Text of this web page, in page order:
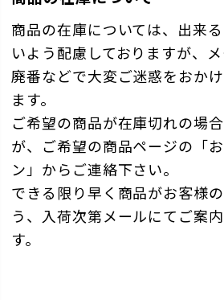
商品の在庫については、出来
いよう配慮しておりますが、
廃番などで大変ご迷惑をおか
ます。
ご希望の商品が在庫切れの場
が、ご希望の商品ページの「
ン」からご連絡下さい。
できる限り早く商品がお客様
う、入荷次第メールにてご案
す。